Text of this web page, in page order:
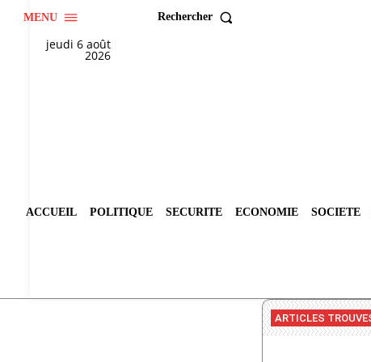
MENU Rechercher
jeudi 6 août
2026
ACCUEIL POLITIQUE SECURITE ECONOMIE SOCIETE
ARTICLES